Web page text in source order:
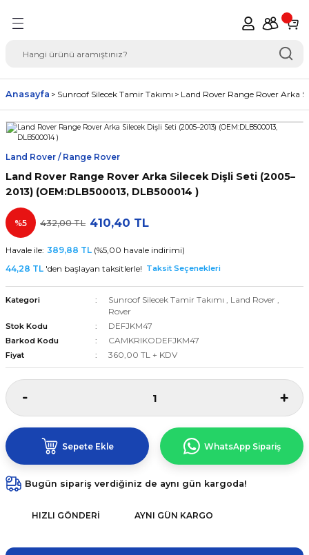
Seçimi Oto Yedek
Anasayfa Sunroof Silecek Tamir Takımı Land Rover Range Rover Arka
Land Rover / Range Rover
Land Rover Range Rover Arka Silecek Dişli Seti (2005–
2013) (OEM:DLB500013, DLB500014 )
%5 432,00 TL 410,40 TL
Havale ile: 389,88 TL (%5,00 havale indirimi)
44,28 TL 'den başlayan taksitlerle! Taksit Seçenekleri
Kategori Sunroof Silecek Tamir Takımı , Land Rover ,
Rover
Stok Kodu DEFJKM47
Barkod Kodu CAMKRIKODEFJKM47
Fiyat 360,00 TL + KDV
Sepete Ekle WhatsApp Sipariş
Bugün sipariş verdiğiniz de aynı gün kargoda!
HIZLI GÖNDERI AYNI GÜN KARGO